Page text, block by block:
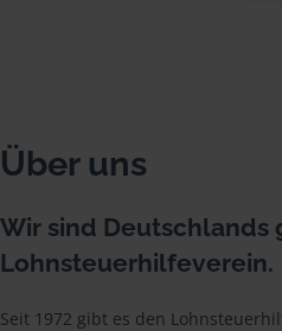
Über uns
Wir sind Deutschlands
Lohnsteuerhilfeverein.
Seit 1972 gibt es den